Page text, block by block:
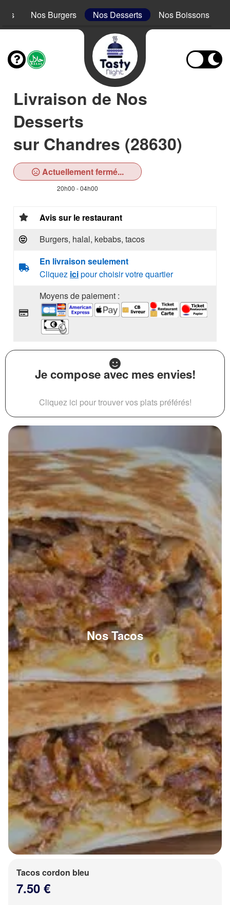
Nos Burgers Nos Desserts Nos Boissons
Livraison de Nos
Desserts
sur Chandres (28630)
Actuellement fermé...
20h00 - 04h00
Avis sur le restaurant
Burgers, halal, kebabs, tacos
En livraison seulement
Cliquez icipour choisir votre quartier
Moyens de paiement :
Je compose avec mes envies!
Cliquez ici pour trouver vos plats préférés!
Nos Tacos
Tacos cordon bleu
7.50 €